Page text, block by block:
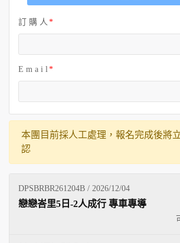
訂 購 人
E m a i l
本團目前採人工處理，報名完成後將
認
DPSBRBR261204B / 2026/12/04
戀戀峇里5日-2人成行 專車專導